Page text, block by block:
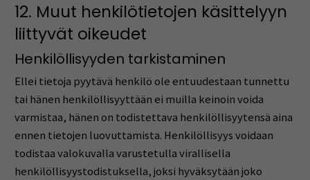
12. Muut henkilötietojen käsittelyyn
liittyvät oikeudet
Henkilöllisyyden tarkistaminen
Ellei tietoja pyytävä henkilö ole entuudestaan tunnettu
tai hänen henkilöllisyyttään ei muilla keinoin voida
varmistaa, hänen on todistettava henkilöllisyytensä aina
ennen tietojen luovuttamista. Henkilöllisyys voidaan
todistaa valokuvalla varustetulla virallisella
henkilöllisyystodistuksella, joksi hyväksytään joko